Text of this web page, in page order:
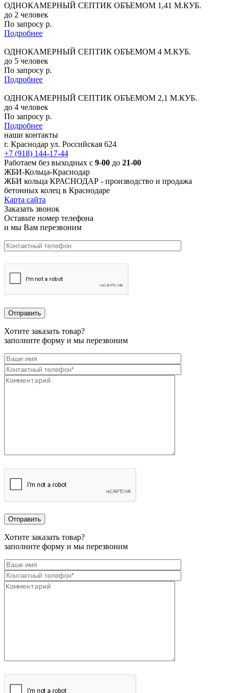
ОДНОКАМЕРНЫЙ СЕПТИК ОБЪЕМОМ 1,41 М.КУБ.
до 2 человек
По запросу р.
Подробнее
ОДНОКАМЕРНЫЙ СЕПТИК ОБЪЕМОМ 4 М.КУБ.
до 5 человек
По запросу р.
Подробнее
ОДНОКАМЕРНЫЙ СЕПТИК ОБЪЕМОМ 2,1 М.КУБ.
до 4 человек
По запросу р.
Подробнее
наши контакты
г. Краснодар ул. Российская 624
+7 (918) 144-17-44
Работаем без выходных с 9-00 до 21-00
ЖБИ-Кольца-Краснодар
ЖБИ кольца КРАСНОДАР - производство и продажа
бетонных колец в Краснодаре
Карта сайта
Заказать звонок
Оставьте номер телефона
и мы Вам перезвоним
Хотите заказать товар?
заполните форму и мы перезвоним
Хотите заказать товар?
заполните форму и мы перезвоним